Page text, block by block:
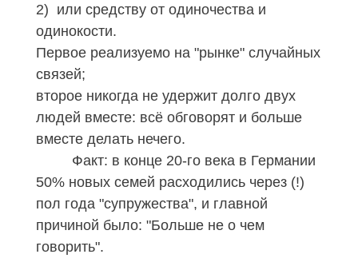
2) или средству от одиночества и
одинокости.
Первое реализуемо на "рынке" случайных
связей;
второе никогда не удержит долго двух
людей вместе: всё обговорят и больше
вместе делать нечего.
Факт: в конце 20-го века в Германии
50% новых семей расходились через (!)
пол года "супружества", и главной
причиной было: "Больше не о чем
говорить".